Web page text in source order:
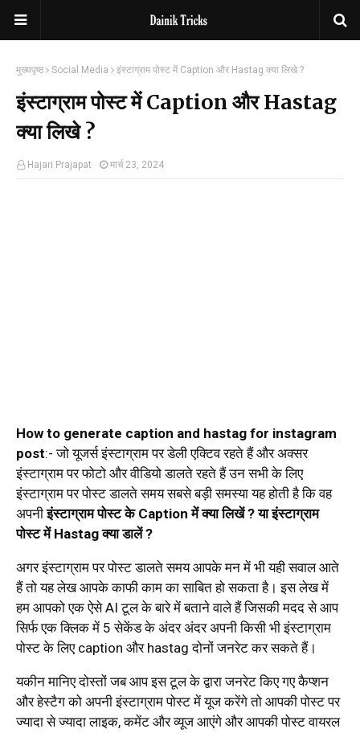
मुख्यपृष्ठ Social Media इंस्टाग्राम पोस्ट में Caption और Hastag क्या लिखे ?
इंस्टाग्राम पोस्ट में Caption और Hastag
क्या लिखे ?
Hajari Prajapat मार्च 23, 2024
How to generate caption and hastag for instagram
post:- जो यूजर्स इंस्टाग्राम पर डेली एक्टिव रहते हैं और अक्सर
इंस्टाग्राम पर फोटो और वीडियो डालते रहते हैं उन सभी के लिए
इंस्टाग्राम पर पोस्ट डालते समय सबसे बड़ी समस्या यह होती है कि वह
अपनीइंस्टाग्राम पोस्ट के Caption में क्या लिखें ? या इंस्टाग्राम
पोस्ट में Hastag क्या डालें ?
अगर इंस्टाग्राम पर पोस्ट डालते समय आपके मन में भी यही सवाल आते
हैं तो यह लेख आपके काफी काम का साबित हो सकता है। इस लेख में
हम आपको एक ऐसे AI टूल के बारे में बताने वाले हैं जिसकी मदद से आप
सिर्फ एक क्लिक में 5 सेकेंड के अंदर अंदर अपनी किसी भी इंस्टाग्राम
पोस्ट के लिए caption और hastag दोनों जनरेट कर सकते हैं।
यकीन मानिए दोस्तों जब आप इस टूल के द्वारा जनरेट किए गए कैप्शन
और हेस्टैग को अपनी इंस्टाग्राम पोस्ट में यूज करेंगे तो आपकी पोस्ट पर
ज्यादा से ज्यादा लाइक, कमेंट और व्यूज आएंगे और आपकी पोस्ट वायरल